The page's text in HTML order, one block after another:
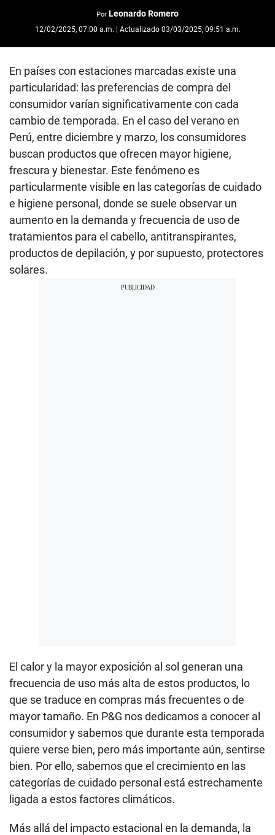
Por Leonardo Romero
12/02/2025, 07:00 a.m. | Actualizado 03/03/2025, 09:51 a.m.
En países con estaciones marcadas existe una
particularidad: las preferencias de compra del
consumidor varían significativamente con cada
cambio de temporada. En el caso del verano en
Perú, entre diciembre y marzo, los consumidores
buscan productos que ofrecen mayor higiene,
frescura y bienestar. Este fenómeno es
particularmente visible en las categorías de cuidado
e higiene personal, donde se suele observar un
aumento en la demanda y frecuencia de uso de
tratamientos para el cabello, antitranspirantes,
productos de depilación, y por supuesto, protectores
solares.
El calor y la mayor exposición al sol generan una
frecuencia de uso más alta de estos productos, lo
que se traduce en compras más frecuentes o de
mayor tamaño. En P&G nos dedicamos a conocer al
consumidor y sabemos que durante esta temporada
quiere verse bien, pero más importante aún, sentirse
bien. Por ello, sabemos que el crecimiento en las
categorías de cuidado personal está estrechamente
ligada a estos factores climáticos.
Más allá del impacto estacional en la demanda, la